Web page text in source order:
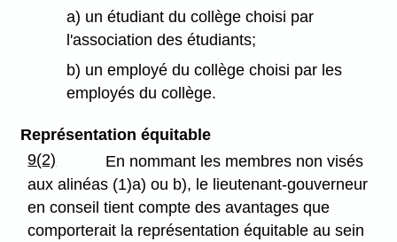
a) un étudiant du collège choisi par
l'association des étudiants;
b) un employé du collège choisi par les
employés du collège.
Représentation équitable
9(2)
En nommant les membres non visés
aux alinéas (1)a) ou b), le lieutenant-gouverneur
en conseil tient compte des avantages que
comporterait la représentation équitable au sein